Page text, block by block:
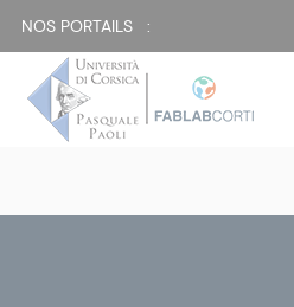
NOS PORTAILS :